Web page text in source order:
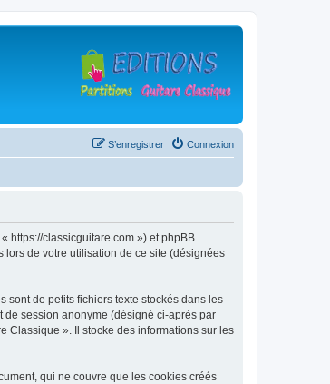
Connexion
S’enregistrer
https://classicguitare.com ») et phpBB
lors de votre utilisation de ce site (désignées
sont de petits fichiers texte stockés dans les
session anonyme (désigné ci-après par
Classique ». Il stocke des informations sur les
qui ne couvre que les cookies créés